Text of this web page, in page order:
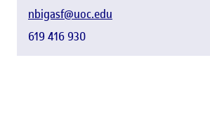
nbigasf@uoc.edu
619 416 930